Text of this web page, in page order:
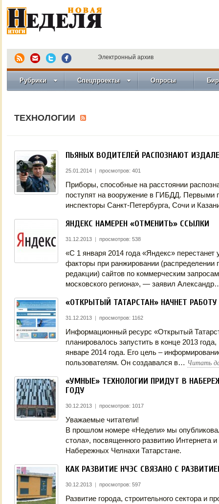
Электронный архив
Рубрики Спецпроекты Опросы
ТЕХНОЛОГИИ
ПЬЯНЫХ ВОДИТЕЛЕЙ РАСПОЗНАЮТ
25.01.2014 | просмотров: 401
Приборы, способные на расстоянии
поступят на вооружение в ГИБДД. Первыми
инспекторы Санкт-Петербурга, Сочи и
ЯНДЕКС НАМЕРЕН «ОТМЕНИТЬ» ССЫЛКИ
31.12.2013 | просмотров: 538
«С 1 января 2014 года «Яндекс»
факторы при ранжировании
редакции) сайтов по коммерческим
московского региона», — заявил
«ОТКРЫТЫЙ ТАТАРСТАН» НАЧНЕТ
31.12.2013 | просмотров: 1162
Информационный ресурс «Открытый
планировалось запустить в конце 2013
январе 2014 года. Его цель –
пользователям. Он создавался в… Читать
«УМНЫЕ» ТЕХНОЛОГИИ ПРИДУТ В
ГОДУ
30.12.2013 | просмотров: 1017
Уважаемые читатели!
В прошлом номере «Недели» мы
стола», посвященного развитию Интернета и
Набережных Челнахи Татарстане.
КАК РАЗВИТИЕ НЧЭС СВЯЗАНО С
30.12.2013 | просмотров: 597
Развитие города, строительного сектора и